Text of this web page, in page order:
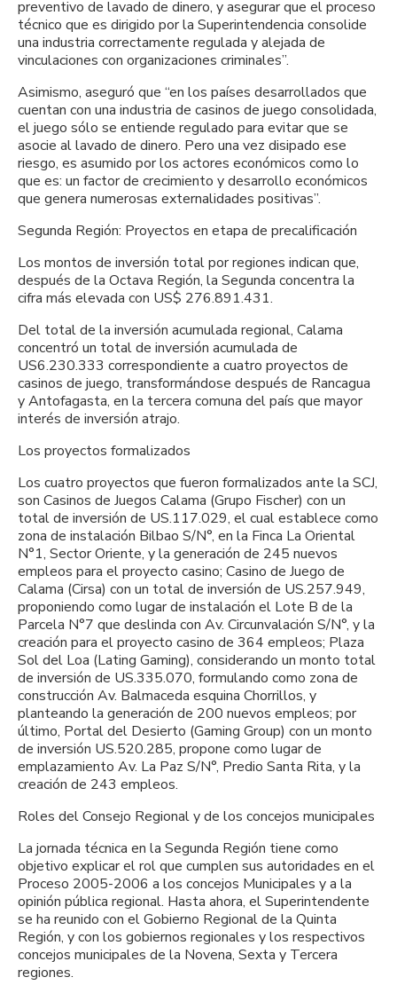
preventivo de lavado de dinero, y asegurar que el proceso
técnico que es dirigido por la Superintendencia consolide
una industria correctamente regulada y alejada de
vinculaciones con organizaciones criminales”.
Asimismo, aseguró que “en los países desarrollados que
cuentan con una industria de casinos de juego consolidada,
el juego sólo se entiende regulado para evitar que se
asocie al lavado de dinero. Pero una vez disipado ese
riesgo, es asumido por los actores económicos como lo
que es: un factor de crecimiento y desarrollo económicos
que genera numerosas externalidades positivas”.
Segunda Región: Proyectos en etapa de precalificación
Los montos de inversión total por regiones indican que,
después de la Octava Región, la Segunda concentra la
cifra más elevada con US$ 276.891.431.
Del total de la inversión acumulada regional, Calama
concentró un total de inversión acumulada de
US6.230.333 correspondiente a cuatro proyectos de
casinos de juego, transformándose después de Rancagua
y Antofagasta, en la tercera comuna del país que mayor
interés de inversión atrajo.
Los proyectos formalizados
Los cuatro proyectos que fueron formalizados ante la SCJ,
son Casinos de Juegos Calama (Grupo Fischer) con un
total de inversión de US.117.029, el cual establece como
zona de instalación Bilbao S/N°, en la Finca La Oriental
N°1, Sector Oriente, y la generación de 245 nuevos
empleos para el proyecto casino; Casino de Juego de
Calama (Cirsa) con un total de inversión de US.257.949,
proponiendo como lugar de instalación el Lote B de la
Parcela N°7 que deslinda con Av. Circunvalación S/N°, y la
creación para el proyecto casino de 364 empleos; Plaza
Sol del Loa (Lating Gaming), considerando un monto total
de inversión de US.335.070, formulando como zona de
construcción Av. Balmaceda esquina Chorrillos, y
planteando la generación de 200 nuevos empleos; por
último, Portal del Desierto (Gaming Group) con un monto
de inversión US.520.285, propone como lugar de
emplazamiento Av. La Paz S/N°, Predio Santa Rita, y la
creación de 243 empleos.
Roles del Consejo Regional y de los concejos municipales
La jornada técnica en la Segunda Región tiene como
objetivo explicar el rol que cumplen sus autoridades en el
Proceso 2005-2006 a los concejos Municipales y a la
opinión pública regional. Hasta ahora, el Superintendente
se ha reunido con el Gobierno Regional de la Quinta
Región, y con los gobiernos regionales y los respectivos
concejos municipales de la Novena, Sexta y Tercera
regiones.